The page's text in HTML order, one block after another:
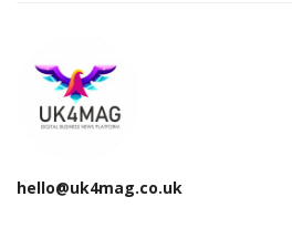
hello@uk4mag.co.uk